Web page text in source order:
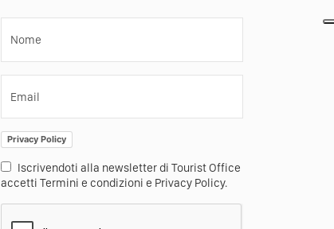
Nome
Email
Privacy Policy
Iscrivendoti alla newsletter di Tourist Office
accetti Termini e condizioni e Privacy Policy.